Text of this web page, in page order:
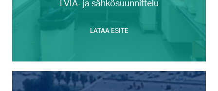
LVIA- ja sähkösuunnittelu
LATAA ESITE